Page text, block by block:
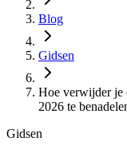
Blog
Gidsen
Hoe verwijder je
2026 te
Gidsen